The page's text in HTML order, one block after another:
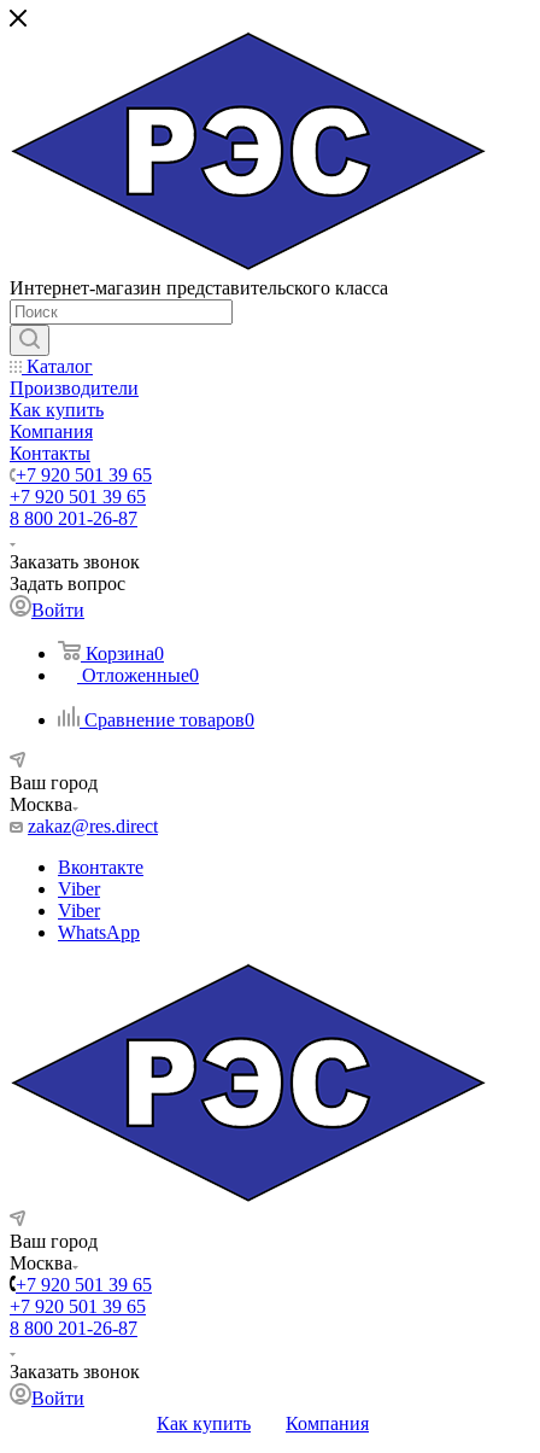
Интернет-магазин представительского класса
Каталог
Производители
Как купить
Компания
Контакты
+7 920 501 39 65
+7 920 501 39 65
8 800 201-26-87
Заказать звонок
Задать вопрос
Войти
Корзина0
Отложенные0
Сравнение товаров0
Ваш город
Москва
zakaz@res.direct
Вконтакте
Viber
Viber
WhatsApp
Ваш город
Москва
+7 920 501 39 65
+7 920 501 39 65
8 800 201-26-87
Заказать звонок
Войти
Как купить
Компания